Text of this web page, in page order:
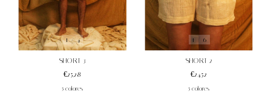
1/4
SHORT 3
€25,28
5 colores
1 6
SHORT 2
€24,52
5 colores